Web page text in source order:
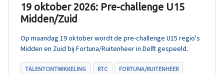
19 oktober 2026: Pre-challenge U15
Midden/Zuid
Op maandag 19 oktober wordt de pre-challenge U15 regio's
Midden en Zuid bij Fortuna/Ruitenheer in Delft gespeeld.
TALENTONTWIKKELING RTC FORTUNA/RUITENHEER